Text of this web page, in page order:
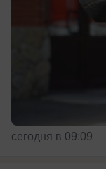
сегодня в 09:09